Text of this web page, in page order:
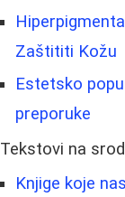
Zaštititi Kožu
Estetsko
preporuke
Tekstovi na
Knjige koje